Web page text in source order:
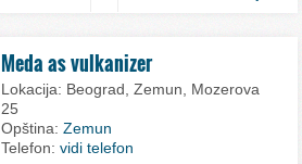
Meda as vulkanizer
Lokacija: Beograd, Zemun, Mozerova
25
Opština:Zemun
Telefon:vidi telefon